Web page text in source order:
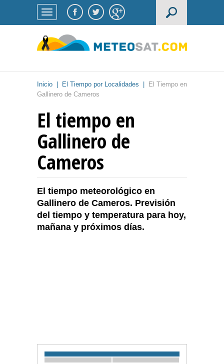
Inicio El Tiempo por Localidades
El Tiempo en
Gallinero de Cameros
El tiempo en
Gallinero de
Cameros
El tiempo meteorológico en
Gallinero de Cameros. Previsión
del tiempo y temperatura para hoy,
mañana y próximos días.